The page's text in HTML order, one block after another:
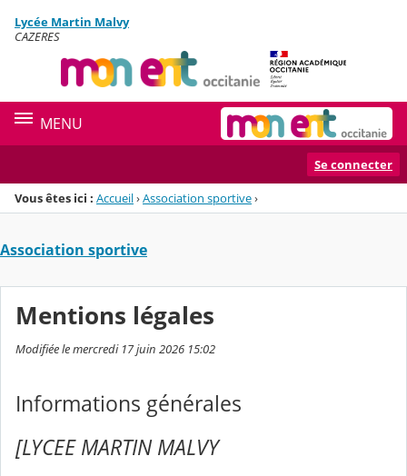
Menu de la rubrique
Contenu
Lycée Martin Malvy
CAZERES
MENU
Se connecter
Vous êtes ici : Accueil›Association sportive›
Association sportive
Mentions légales
Modifiée le mercredi 17 juin 2026 15:02
Informations générales
[LYCEE MARTIN MALVY